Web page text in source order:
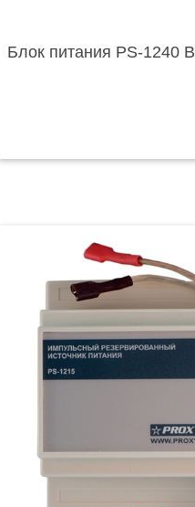
Блок питания PS-1240 B